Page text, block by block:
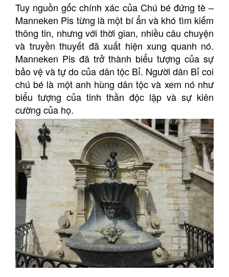
Tuy nguồn gốc chính xác của Chú bé đứng tè –
Manneken Pis từng là một bí ẩn và khó tìm kiếm
thông tin, nhưng với thời gian, nhiều câu chuyện
và truyền thuyết đã xuất hiện xung quanh nó.
Manneken Pis đã trở thành biểu tượng của sự
bảo vệ và tự do của dân tộc Bỉ. Người dân Bỉ coi
chú bé là một anh hùng dân tộc và xem nó như
biểu tượng của tinh thần độc lập và sự kiên
cường của họ.